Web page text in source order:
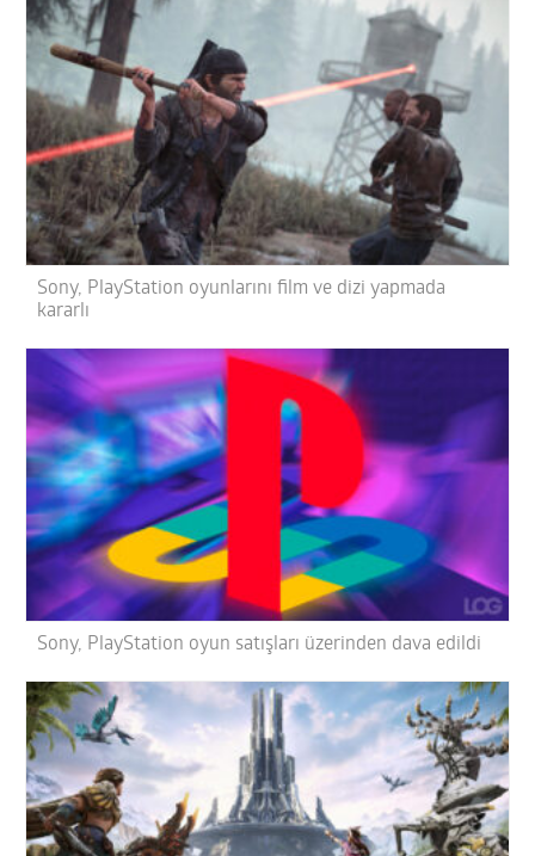
Sony, PlayStation oyunlarını film ve dizi yapmada
kararlı
Sony, PlayStation oyun satışları üzerinden dava edildi